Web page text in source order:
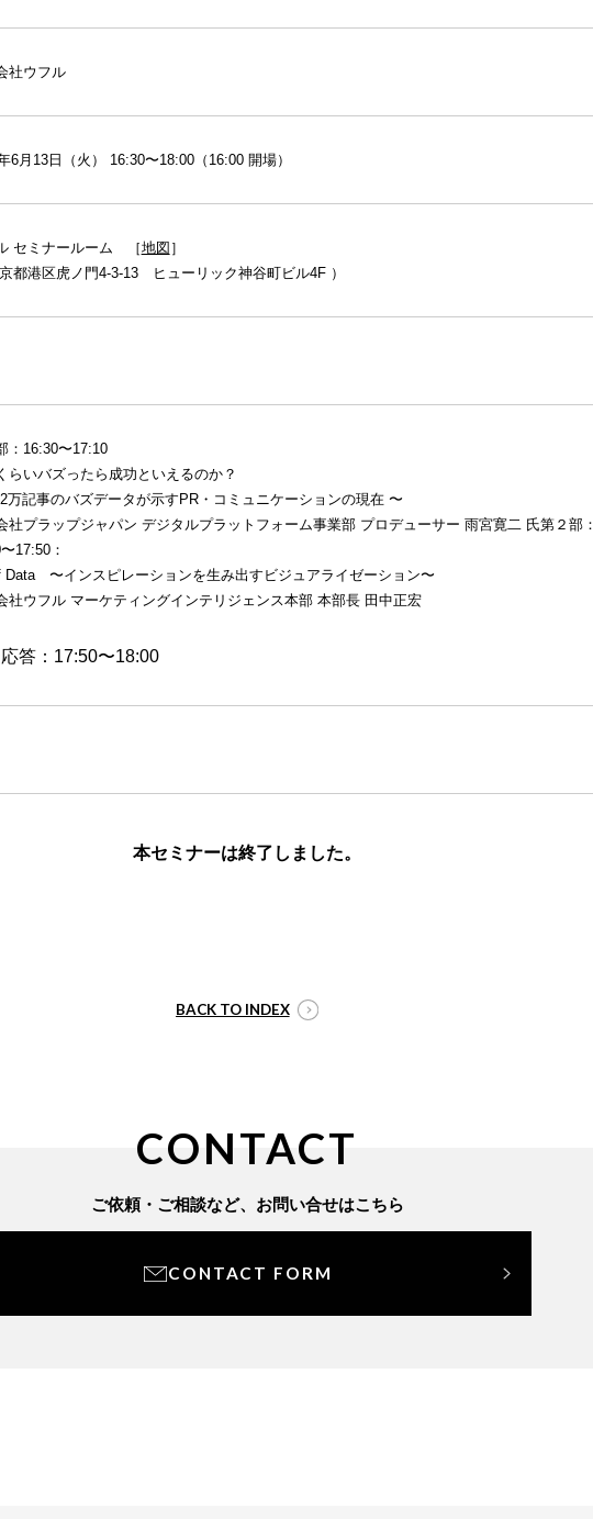
社ウフル
6月13日（火） 16:30〜18:00（16:00 開場）
セミナールーム ［地図 ］
京都港区虎ノ門4-3-13 ヒューリック神谷町ビル4F ）
：16:30〜17:10
らいバズったら成功といえるのか？
万記事のバズデータが示すPR・コミュニケーションの現在 〜
社プラップジャパン デジタルプラットフォーム事業部 プロデューサー 雨宮寛二 氏第２部：
17:50：
Data 〜インスピレーションを生み出すビジュアライゼーション〜
社ウフル マーケティングインテリジェンス本部 本部長 田中正宏
答：17:50〜18:00
本セミナーは終了しました。
BACK TO INDEX
CONTACT
ご依頼・ご相談など、 お問い合せはこちら
CONTACT FORM